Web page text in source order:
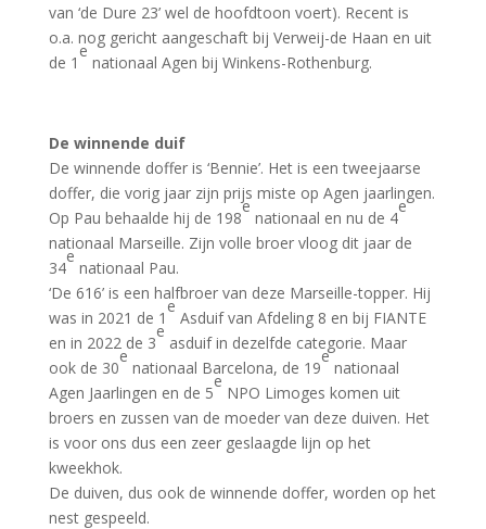
van ‘de Dure 23’ wel de hoofdtoon voert). Recent is
o.a. nog gericht aangeschaft bij Verweij-de Haan en uit
de 1
e
nationaal Agen bij Winkens-Rothenburg.
De winnende duif
De winnende doffer is ‘Bennie’. Het is een tweejaarse
doffer, die vorig jaar zijn prijs miste op Agen jaarlingen.
Op Pau behaalde hij de 198
e
nationaal en nu de 4
e
nationaal Marseille. Zijn volle broer vloog dit jaar de
34
e
nationaal Pau.
‘De 616’ is een halfbroer van deze Marseille-topper. Hij
was in 2021 de 1
e
Asduif van Afdeling 8 en bij FIANTE
en in 2022 de 3
e
asduif in dezelfde categorie. Maar
ook de 30
e
nationaal Barcelona, de 19
e
nationaal
Agen Jaarlingen en de 5
e
NPO Limoges komen uit
broers en zussen van de moeder van deze duiven. Het
is voor ons dus een zeer geslaagde lijn op het
kweekhok.
De duiven, dus ook de winnende doffer, worden op het
nest gespeeld.